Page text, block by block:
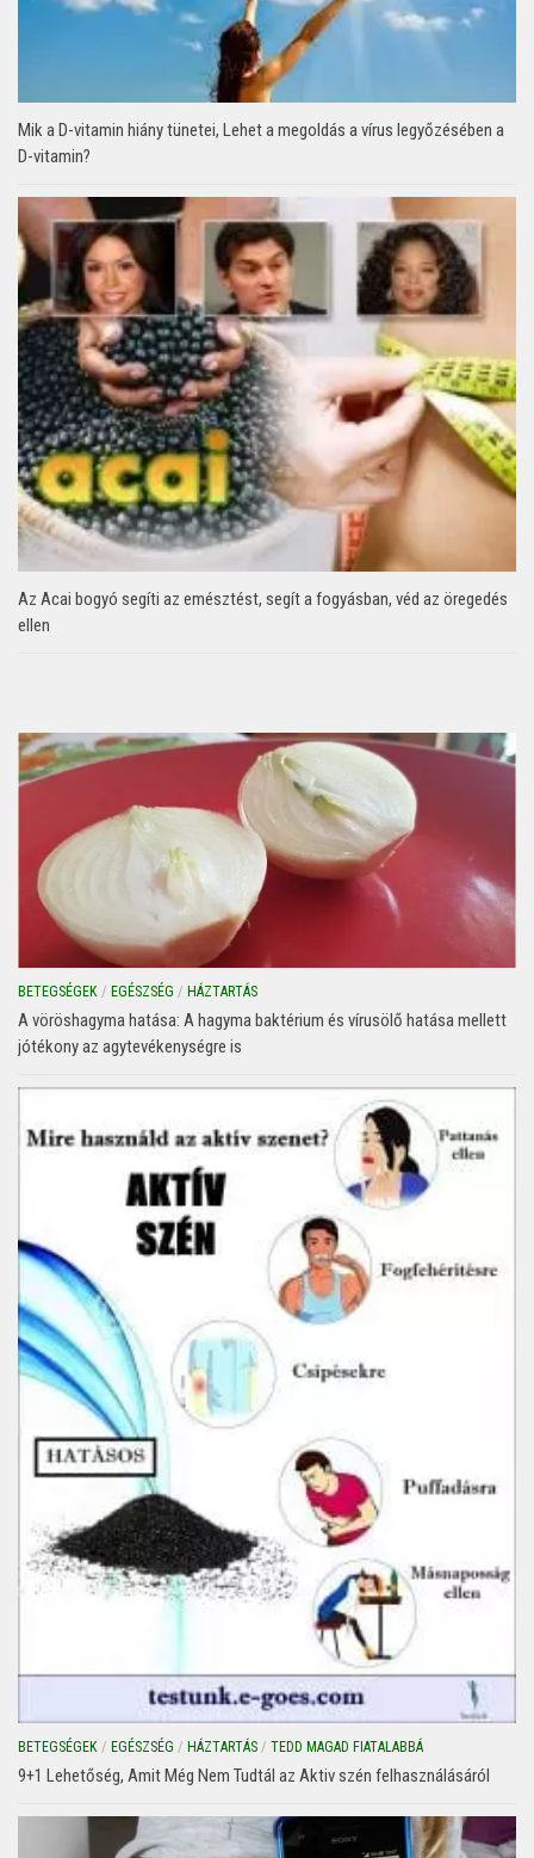
Mik a D-vitamin hiány tünetei, Lehet a megoldás a vírus legyőzésében a
D-vitamin?
Az Acai bogyó segíti az emésztést, segít a fogyásban, véd az öregedés
ellen
BETEGSÉGEK / EGÉSZSÉG / HÁZTARTÁS
A vöröshagyma hatása: A hagyma baktérium és vírusölő hatása mellett
jótékony az agytevékenységre is
BETEGSÉGEK / EGÉSZSÉG / HÁZTARTÁS / TEDD MAGAD FIATALABBÁ
9+1 Lehetőség, Amit Még Nem Tudtál az Aktiv szén felhasználásáról